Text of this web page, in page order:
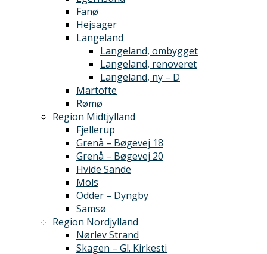
Fanø
Hejsager
Langeland
Langeland, ombygget
Langeland, renoveret
Langeland, ny – D
Martofte
Rømø
Region Midtjylland
Fjellerup
Grenå – Bøgevej 18
Grenå – Bøgevej 20
Hvide Sande
Mols
Odder – Dyngby
Samsø
Region Nordjylland
Nørlev Strand
Skagen – Gl. Kirkesti